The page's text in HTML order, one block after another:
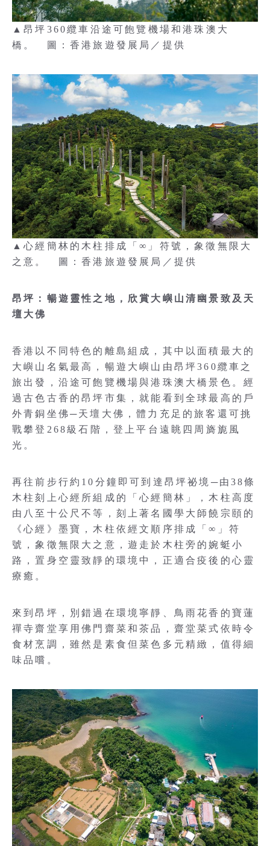
▲昂坪360纜車沿途可飽覽機場和港珠澳大
橋。 圖：香港旅遊發展局／提供
▲心經簡林的木柱排成「∞」符號，象徵無限大
之意。 圖：香港旅遊發展局／提供
昂坪：暢遊靈性之地，欣賞大嶼山清幽景致及天
壇大佛
香港以不同特色的離島組成，其中以面積最大的
大嶼山名氣最高，暢遊大嶼山由昂坪360纜車之
旅出發，沿途可飽覽機場與港珠澳大橋景色。經
過古色古香的昂坪市集，就能看到全球最高的戶
外青銅坐佛─天壇大佛，體力充足的旅客還可挑
戰攀登268級石階，登上平台遠眺四周旖旎風
光。
再往前步行約10分鐘即可到達昂坪祕境─由38條
木柱刻上心經所組成的「心經簡林」，木柱高度
由八至十公尺不等，刻上著名國學大師饒宗頤的
《心經》墨寶，木柱依經文順序排成「∞」符
號，象徵無限大之意，遊走於木柱旁的婉蜓小
路，置身空靈致靜的環境中，正適合疫後的心靈
療癒。
來到昂坪，別錯過在環境寧靜、鳥雨花香的寶蓮
禪寺齋堂享用佛門齋菜和茶品，齋堂菜式依時令
食材烹調，雖然是素食但菜色多元精緻，值得細
味品嚐。